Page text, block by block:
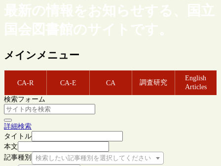
最新の情報をお知らせする、国立
国会図書館のサイトです。
メインメニュー
CA-R CA-E CA 調査研究
English
Articles
検索フォーム
詳細検索
タイトル
本文
記事種別
検索したい記事種別を選択してください